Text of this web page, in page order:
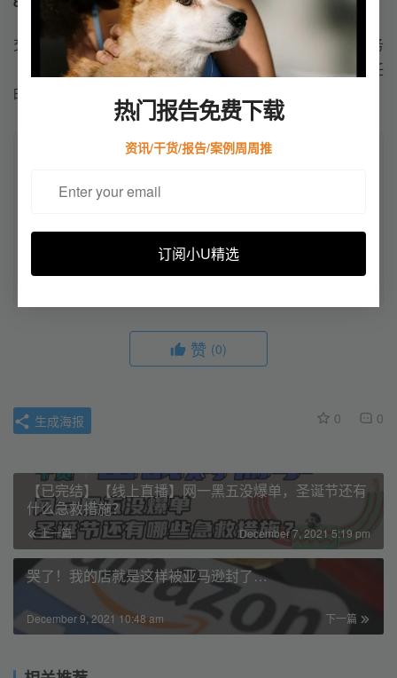
热门报告免费下载
资讯/干货/报告/案例周周推
订阅小U精选
交易中的收付，新手可以先选择平台建议提供的相关服务
（包括物流），当交易频次、单量，交易对象具有一定信任
时，可以选择合适的跨境汇款方式降低交易成本。
本文来自投稿，不代表小U出海立场，如若转载，请注明出处：
chuhai.com/index.php/2021/12/08/%e6%96%b0%e6%89%8b%e5
%a2%83%e7%94%b5%e5%95%86%e5%89%8d%e5%bf%85%e
9%a1%bb%e8%a6%81%e4%ba%86%e8%a7%a3%e7%9a%84%
e6%b3%a8%e6%84%8f%e4%ba%8b%e9%a1%b9/
赞 (0)
0 0
生成海报
【已完结】【线上直播】网一黑五没爆单，圣诞节还有
什么急救措施？
上一篇 December 7, 2021 5:19 pm
哭了！我的店就是这样被亚马逊封了…
下一篇
December 9, 2021 10:48 am